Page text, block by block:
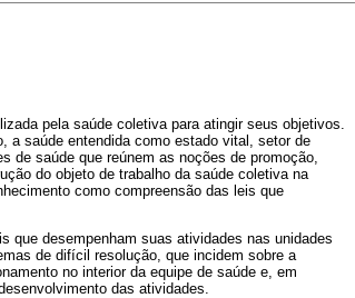
pela saúde coletiva para atingir seus objetivos.
a saúde entendida como estado vital, setor de
de saúde que reúnem as noções de promoção,
do objeto de trabalho da saúde coletiva na
como compreensão das leis que
que desempenham suas atividades nas unidades
de difícil resolução, que incidem sobre a
no interior da equipe de saúde e, em
das atividades.